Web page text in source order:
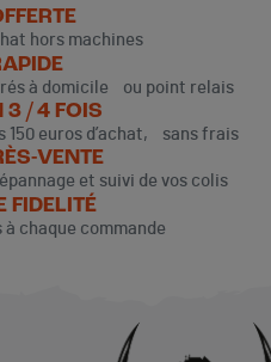
hors machines
à domicile ou point relais
3 / 4 FOIS
150 euros d’achat, sans frais
VENTE
et suivi de vos colis
FIDELITÉ
à chaque commande